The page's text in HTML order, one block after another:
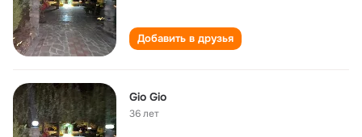
Добавить в друзья
Gio Gio
36 лет